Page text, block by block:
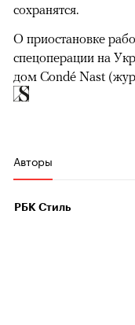
сохранятся.
О приостановке
спецоперации на
дом Condé Nast
Авторы
РБК Стиль